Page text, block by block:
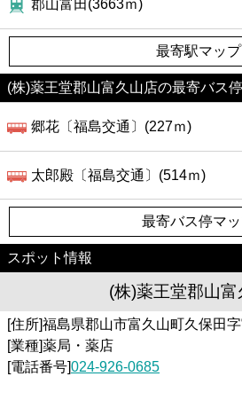
郡山富田(3663ｍ)
最寄駅マップ
(株)薬王堂郡山富久山店の最寄バス停
郷花〔福島交通〕(227ｍ)
太郎殿〔福島交通〕(514ｍ)
最寄バス停マ
スポット情報
(株)薬王堂郡山
[住所]福島県郡山市富久山町久保田
[業種]薬局・薬店
[電話番号]024-926-0685